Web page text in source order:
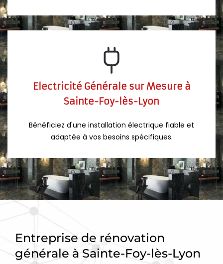
Electricité Générale sur Mesure à
Sainte-Foy-lès-Lyon
Bénéficiez d'une installation électrique fiable et
adaptée à vos besoins spécifiques.
Entreprise de rénovation
générale à Sainte-Foy-lès-Lyon